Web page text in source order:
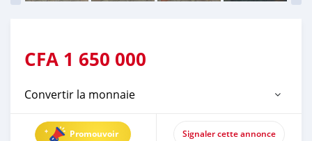
CFA 1 650 000
Convertir la monnaie
Promouvoir Signaler cette annonce